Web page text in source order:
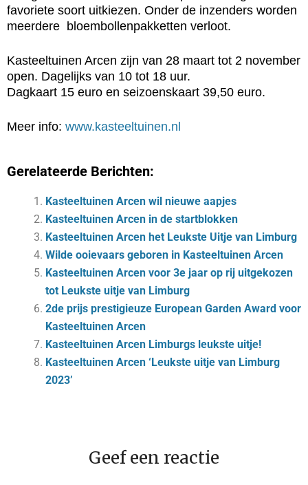
favoriete soort uitkiezen. Onder de inzenders worden
meerdere bloembollenpakketten verloot.
Kasteeltuinen Arcen zijn van 28 maart tot 2 november
open. Dagelijks van 10 tot 18 uur.
Dagkaart 15 euro en seizoenskaart 39,50 euro.
Meer info: www.kasteeltuinen.nl
Gerelateerde Berichten:
Kasteeltuinen Arcen wil nieuwe aapjes
Kasteeltuinen Arcen in de startblokken
Kasteeltuinen Arcen het Leukste Uitje van Limburg
Wilde ooievaars geboren in Kasteeltuinen Arcen
Kasteeltuinen Arcen voor 3e jaar op rij uitgekozen
tot Leukste uitje van Limburg
2de prijs prestigieuze European Garden Award voor
Kasteeltuinen Arcen
Kasteeltuinen Arcen Limburgs leukste uitje!
Kasteeltuinen Arcen ‘Leukste uitje van Limburg
2023’
Geef een reactie